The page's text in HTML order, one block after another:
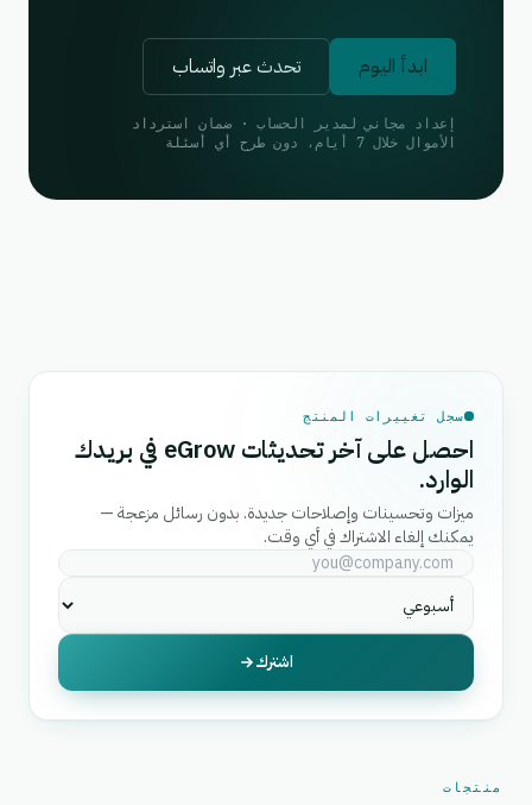
ابدأ اليوم تحدث عبر واتساب
إعداد مجاني لمدير الحساب · ضمان استرداد
الأموال خلال 7 أيام، دون طرح أي أسئلة
سجل تغييرات المنتج
احصل على آخر تحديثات eGrow في بريدك
الوارد.
ميزات وتحسينات وإصلاحات جديدة. بدون رسائل مزعجة —
يمكنك إلغاء الاشتراك في أي وقت.
اشترك
منتجات